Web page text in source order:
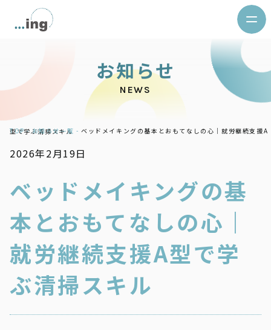
お知らせ
NEWS
TOP -お知らせ一覧 -
ベッドメイキングの基本とおもてなしの心｜就労継続支援A型で学ぶ清掃スキル
2026年2月19日
ベッドメイキングの基
本とおもてなしの心｜
就労継続支援A型で学
ぶ清掃スキル